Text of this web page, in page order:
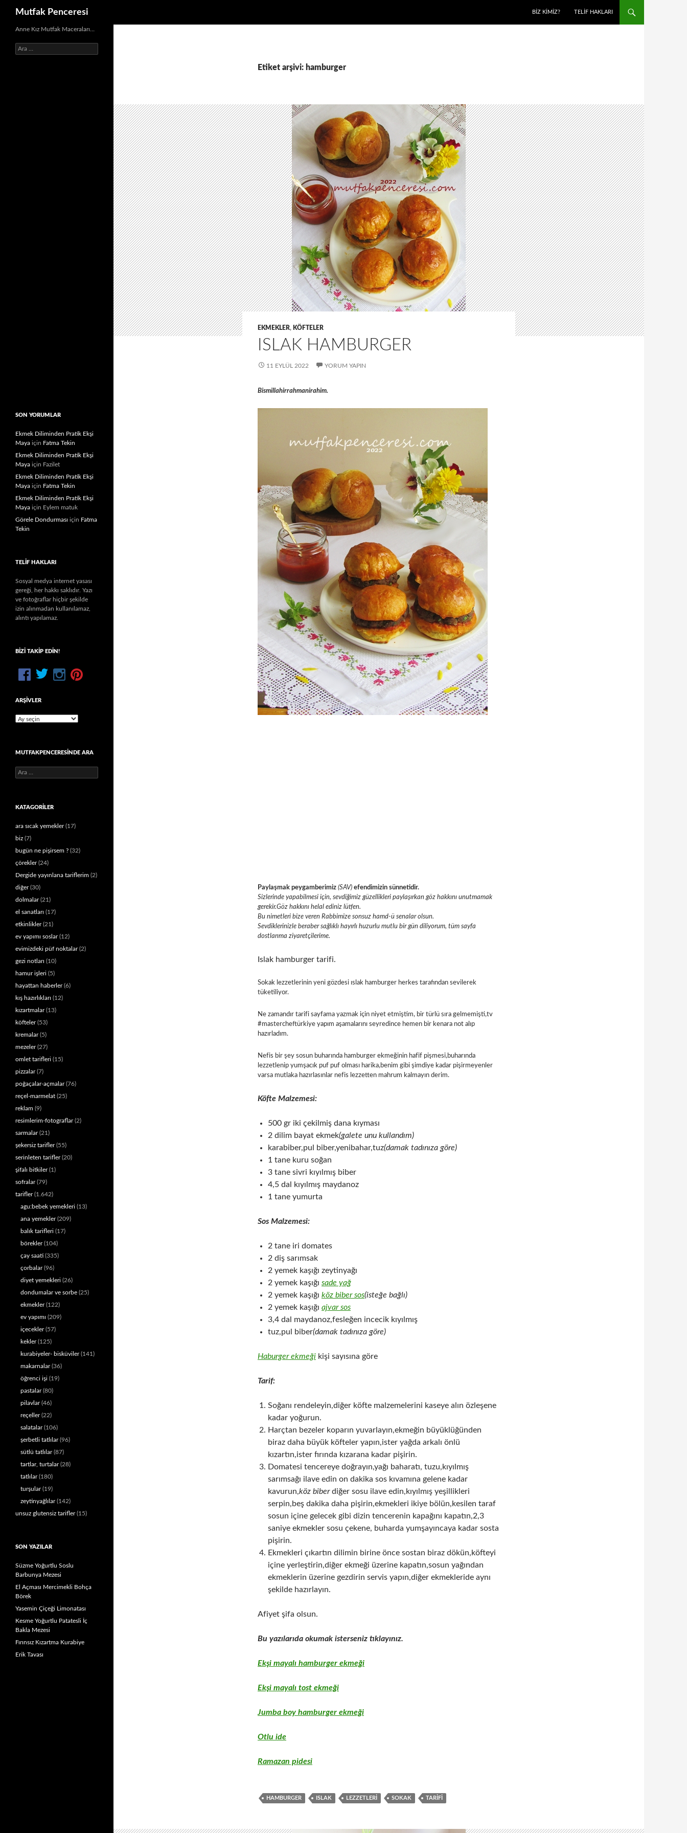
İçeriğe
Mutfak Penceresi BIZ KIMIZ? TELIF HAKLARI
Etiket arşivi: hamburger
EKMEKLER, KÖFTELER
ISLAK HAMBURGER
11 EYLÜL 2022 YORUM YAPIN
Bismillahirrahmanirahim.
Paylaşmak peygamberimiz (SAV) efendimizin sünnetidir.
Sizlerinde yapabilmesi için, sevdiğimiz güzellikleri paylaşırkan göz hakkını unutmamak
gerekir.Göz hakkını helal ediniz lütfen.
Bu nimetleri bize veren Rabbimize sonsuz hamd-ü senalar olsun.
Sevdiklerinizle beraber sağlıklı hayırlı huzurlu mutlu bir gün diliyorum, tüm sayfa
dostlarıma ziyaretçilerime.
Islak hamburger tarifi.
Sokak lezzetlerinin yeni gözdesi ıslak hamburger herkes tarafından sevilerek
tüketiliyor.
Ne zamandır tarifi sayfama yazmak için niyet etmiştim, bir türlü sıra gelmemişti,tv
#mastercheftürkiye yapım aşamalarını seyredince hemen bir kenara not alıp
hazırladım.
Nefis bir şey sosun buharında hamburger ekmeğinin hafif pişmesi,buharında
lezzetlenip yumşacık puf puf olması harika,benim gibi şimdiye kadar pişirmeyenler
varsa mutlaka hazırlasınlar nefis lezzetten mahrum kalmayın derim.
Köfte Malzemesi:
500 gr iki çekilmiş dana kıyması
2 dilim bayat ekmek(galete unu kullandım)
karabiber,pul biber,yenibahar,tuz(damak tadınıza göre)
1 tane kuru soğan
3 tane sivri kıyılmış biber
4,5 dal kıyılmış maydanoz
1 tane yumurta
Sos Malzemesi:
2 tane iri domates
2 diş sarımsak
2 yemek kaşığı zeytinyağı
2 yemek kaşığı sade yağ
2 yemek kaşığı köz biber sos(isteğe bağlı)
2 yemek kaşığı ajvar sos
3,4 dal maydanoz,fesleğen incecik kıyılmış
tuz,pul biber(damak tadınıza göre)
Haburger ekmeği kişi sayısına göre
Tarif:
Soğanı rendeleyin,diğer köfte malzemelerini kaseye alın özleşene
kadar yoğurun.
Harçtan bezeler koparın yuvarlayın,ekmeğin büyüklüğünden
biraz daha büyük köfteler yapın,ister yağda arkalı önlü
kızartın,ister fırında kızarana kadar pişirin.
Domatesi tencereye doğrayın,yağı baharatı, tuzu,kıyılmış
sarımsağı ilave edin on dakika sos kıvamına gelene kadar
kavurun,köz biberdiğer sosu ilave edin,kıyılmış yeşillikleri
serpin,beş dakika daha pişirin,ekmekleri ikiye bölün,kesilen taraf
sosun içine gelecek gibi dizin tencerenin kapağını kapatın,2,3
saniye ekmekler sosu çekene, buharda yumşayıncaya kadar sosta
pişirin.
Ekmekleri çıkartın dilimin birine önce sostan biraz dökün,köfteyi
içine yerleştirin,diğer ekmeği üzerine kapatın,sosun yağından
ekmeklerin üzerine gezdirin servis yapın,diğer ekmekleride aynı
şekilde hazırlayın.
Afiyet şifa olsun.
Bu yazılarıda okumak isterseniz tıklayınız.
Ekşi mayalı hamburger ekmeği
Ekşi mayalı tost ekmeği
Jumba boy hamburger ekmeği
Otlu ide
Ramazan pidesi
HAMBURGER ISLAK LEZZETLERI SOKAK TARIFI
Anne Kız Mutfak Maceraları…
Arama:
SON YORUMLAR
Ekmek Diliminden Pratik Ekşi
Maya için Fatma Tekin
Ekmek Diliminden Pratik Ekşi
Maya için Fazilet
Ekmek Diliminden Pratik Ekşi
Maya için Fatma Tekin
Ekmek Diliminden Pratik Ekşi
Maya için Eylem matuk
Görele Dondurması için Fatma
Tekin
TELIF HAKLARI
Sosyal medya internet yasası
gereği, her hakkı saklıdır. Yazı
ve fotoğraflar hiçbir şekilde
izin alınmadan kullanılamaz,
alıntı yapılamaz.
BIZI TAKIP EDIN!
ARŞIVLER
Arşivler
MUTFAKPENCERESINDE ARA
Arama:
KATAGORILER
ara sıcak yemekler(17)
biz (7)
bugün ne pişirsem ? (32)
çörekler(24)
Dergide yayınlana tariflerim (2)
diğer(30)
dolmalar(21)
el sanatları (17)
etkinlikler(21)
ev yapımı soslar(12)
evimizdeki püf noktalar(2)
gezi notları (10)
hamur işleri (5)
hayattan haberler(6)
kış hazırlıkları (12)
kızartmalar(13)
köfteler(53)
kremalar(5)
mezeler(27)
omlet tarifleri (15)
pizzalar(7)
poğaçalar-açmalar(76)
reçel-marmelat (25)
reklam (9)
resimlerim-fotograflar(2)
sarmalar(21)
şekersiz tarifler(55)
serinleten tarifler(20)
şifalı bitkiler(1)
sofralar(79)
tarifler(1.642)
agu:bebek yemekleri (13)
ana yemekler(209)
balık tarifleri (17)
börekler(104)
çay saati (335)
çorbalar(96)
diyet yemekleri (26)
dondumalar ve sorbe (25)
ekmekler(122)
ev yapımı (209)
içecekler(57)
kekler(125)
kurabiyeler- bisküviler(141)
makarnalar(36)
öğrenci işi (19)
pastalar(80)
pilavlar(46)
reçeller(22)
salatalar(106)
şerbetli tatlılar(96)
sütlü tatlılar(87)
tartlar, turtalar(28)
tatlılar(180)
turşular(19)
zeytinyağlılar(142)
unsuz glutensiz tarifler(15)
SON YAZILAR
Süzme Yoğurtlu Soslu
Barbunya Mezesi
El Açması Mercimekli Bohça
Börek
Yasemin Çiçeği Limonatası
Kesme Yoğurtlu Patatesli İç
Bakla Mezesi
Fırınsız Kızartma Kurabiye
Erik Tavası